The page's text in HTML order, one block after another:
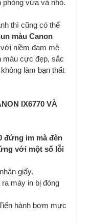
vừa và nhỏ.
thì cũng có thể
màu Canon
niềm đam mê
màu cực đẹp, sắc
làm bạn thất
IX6770 VÀ
đứng im mà đèn
với một số lỗi
giấy.
máy in bị đóng
hành bơm mực